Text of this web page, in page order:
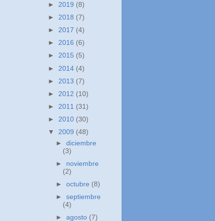
► 2019 (8)
► 2018 (7)
► 2017 (4)
► 2016 (6)
► 2015 (5)
► 2014 (4)
► 2013 (7)
► 2012 (10)
► 2011 (31)
► 2010 (30)
▼ 2009 (48)
►diciembre
(3)
► noviembre
(2)
►octubre (8)
►septiembre
(4)
►agosto (7)